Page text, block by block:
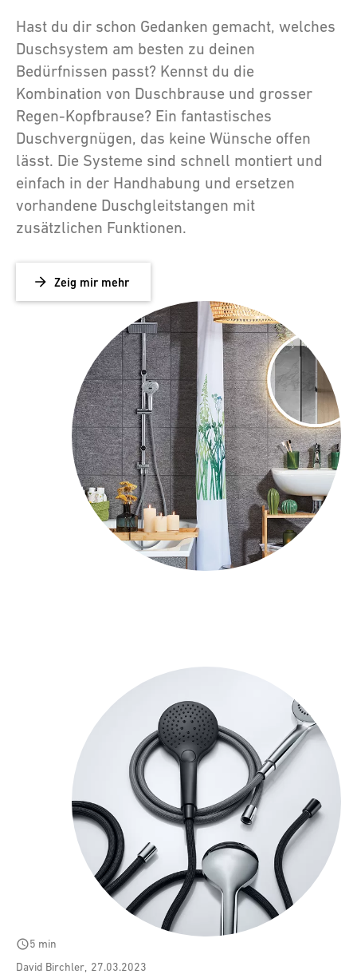
Hast du dir schon Gedanken gemacht, welches
Duschsystem am besten zu deinen
Bedürfnissen passt? Kennst du die
Kombination von Duschbrause und grosser
Regen-Kopfbrause? Ein fantastisches
Duschvergnügen, das keine Wünsche offen
lässt. Die Systeme sind schnell montiert und
einfach in der Handhabung und ersetzen
vorhandene Duschgleitstangen mit
zusätzlichen Funktionen.
Zeig mir mehr
schedule5 min
David Birchler 27.03.2023